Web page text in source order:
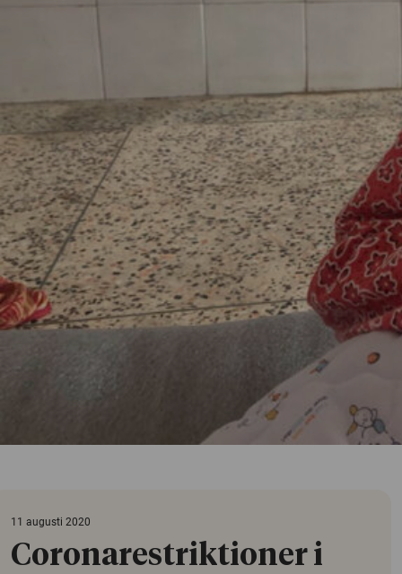
11 augusti 2020
Coronarestriktioner i